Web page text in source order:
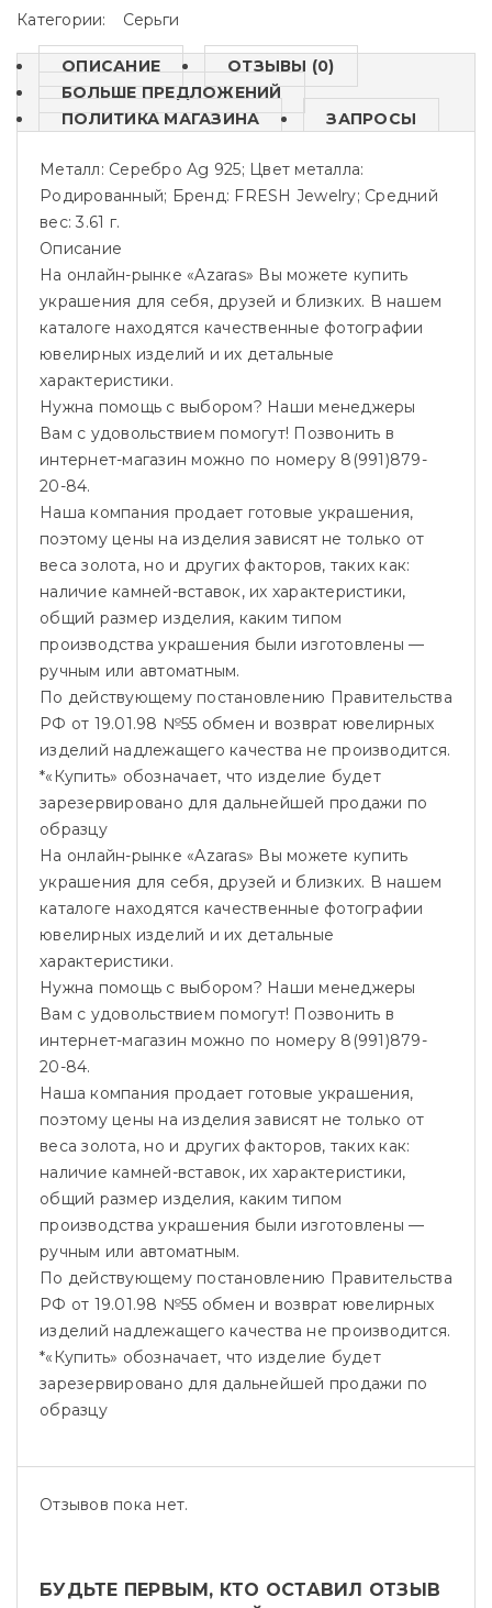
Категории: Серьги
ОПИСАНИЕ
ОТЗЫВЫ (0)
БОЛЬШЕ ПРЕДЛОЖЕНИЙ
ПОЛИТИКА МАГАЗИНА
ЗАПРОСЫ
Металл: Серебро Ag 925; Цвет металла:
Родированный; Бренд: FRESH Jewelry; Средний
вес: 3.61 г.
Описание
На онлайн-рынке «Azaras» Вы можете купить
украшения для себя, друзей и близких. В нашем
каталоге находятся качественные фотографии
ювелирных изделий и их детальные
характеристики.
Нужна помощь с выбором? Наши менеджеры
Вам с удовольствием помогут! Позвонить в
интернет-магазин можно по номеру 8(991)879-
20-84.
Наша компания продает готовые украшения,
поэтому цены на изделия зависят не только от
веса золота, но и других факторов, таких как:
наличие камней-вставок, их характеристики,
общий размер изделия, каким типом
производства украшения были изготовлены —
ручным или автоматным.
По действующему постановлению Правительства
РФ от 19.01.98 №55 обмен и возврат ювелирных
изделий надлежащего качества не производится.
*«Купить» обозначает, что изделие будет
зарезервировано для дальнейшей продажи по
образцу
На онлайн-рынке «Azaras» Вы можете купить
украшения для себя, друзей и близких. В нашем
каталоге находятся качественные фотографии
ювелирных изделий и их детальные
характеристики.
Нужна помощь с выбором? Наши менеджеры
Вам с удовольствием помогут! Позвонить в
интернет-магазин можно по номеру 8(991)879-
20-84.
Наша компания продает готовые украшения,
поэтому цены на изделия зависят не только от
веса золота, но и других факторов, таких как:
наличие камней-вставок, их характеристики,
общий размер изделия, каким типом
производства украшения были изготовлены —
ручным или автоматным.
По действующему постановлению Правительства
РФ от 19.01.98 №55 обмен и возврат ювелирных
изделий надлежащего качества не производится.
*«Купить» обозначает, что изделие будет
зарезервировано для дальнейшей продажи по
образцу
Отзывов пока нет.
БУДЬТЕ ПЕРВЫМ, КТО ОСТАВИЛ ОТЗЫВ